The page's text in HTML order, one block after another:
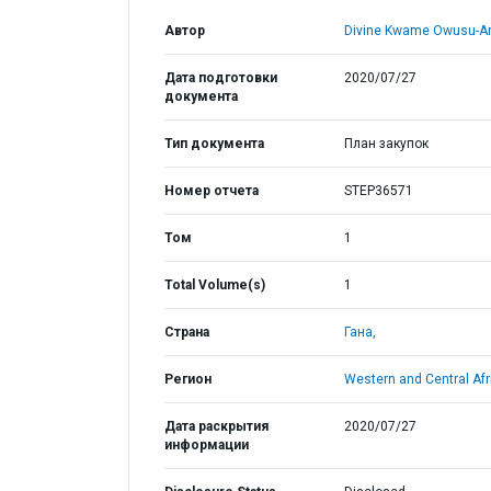
Автор Divine Kwame Owusu-
Дата подготовки
документа
2020/07/27
Тип документа План закупок
Номер отчета STEP36571
Том 1
Total Volume(s) 1
Страна Гана,
Регион Western and Central
Дата раскрытия
информации
2020/07/27